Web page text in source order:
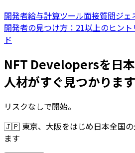
開発者給与計算ツール面接質問ジェ
開発者の見つけ方：21以上のヒント
ド
NFT Developersを日
人材がすぐ見つかります
リスクなしで開始。
🇯🇵 東京、大阪をはじめ日本全国
ます